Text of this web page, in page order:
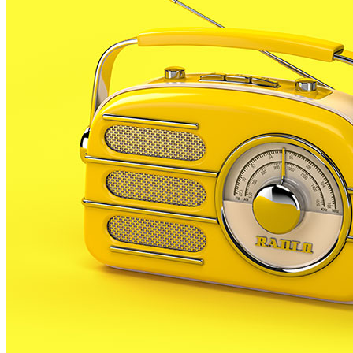
25 ABRIL, 2023
El passat dijous 20 d’abril, l’Ajuntament de Palafolls
va aprovar la moció presentada per ERC que insta a
les administracions a recolzar la continuïtat dels
Centres especials de treball (CET) de Catalunya.
Els CETs son empreses que asseguren treball
remunerat a persones amb discapacitat a més de
garantir la seva integració al món laboral.
Concretament, la moció insta a garantir la subvenció
del salari mínim interprofessional del personal dels